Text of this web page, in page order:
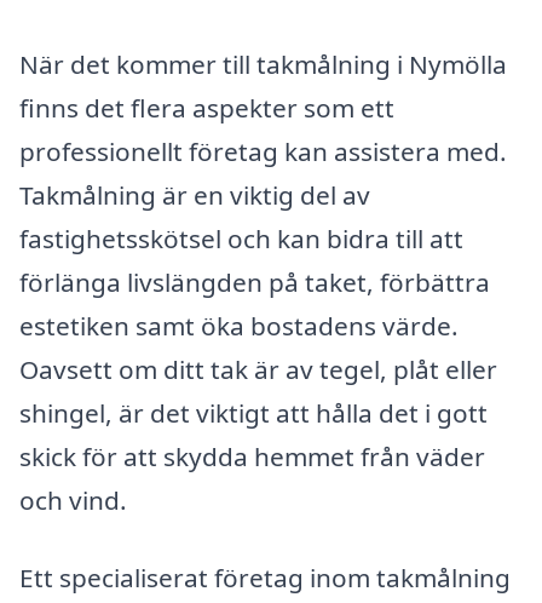
När det kommer till takmålning i Nymölla
finns det flera aspekter som ett
professionellt företag kan assistera med.
Takmålning är en viktig del av
fastighetsskötsel och kan bidra till att
förlänga livslängden på taket, förbättra
estetiken samt öka bostadens värde.
Oavsett om ditt tak är av tegel, plåt eller
shingel, är det viktigt att hålla det i gott
skick för att skydda hemmet från väder
och vind.
Ett specialiserat företag inom takmålning